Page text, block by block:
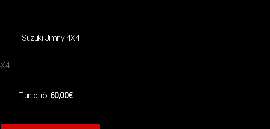
Suzuki Jimny 4Χ4
Τιμή από: 60,00€